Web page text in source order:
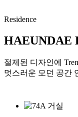
Residence
HAEUNDAE
절제된 디자인에
멋스러운 모던 공간